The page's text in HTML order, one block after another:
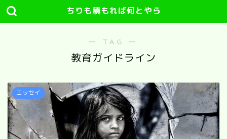
ちりも積もれば何とやら
― TAG ―
教育ガイドライン
エッセイ